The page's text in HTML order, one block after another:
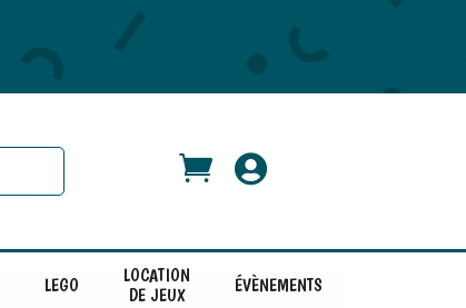
 
LEGO
LOCATION
DE JEUX
ÉVÈNEMENTS